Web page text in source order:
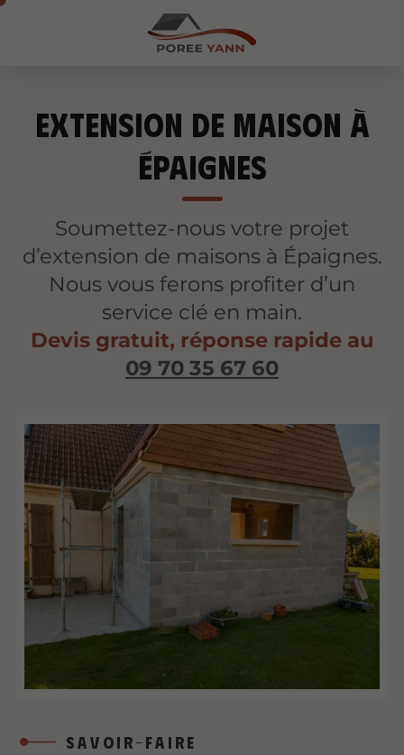
Extension de maison à
Épaignes
Soumettez-nous votre projet
d’extension de maisons à Épaignes.
Nous vous ferons profiter d’un
service clé en main.
Devis gratuit, réponse rapide au
09 70 35 67 60
SAVOIR-FAIRE